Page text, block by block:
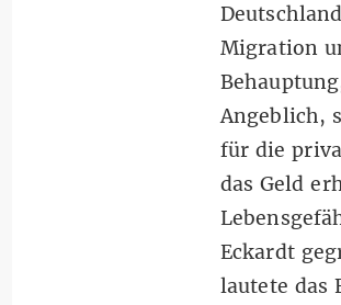
Deutschland
Migration
Angeblich,
für die
das Geld
Eckardt
lautete das